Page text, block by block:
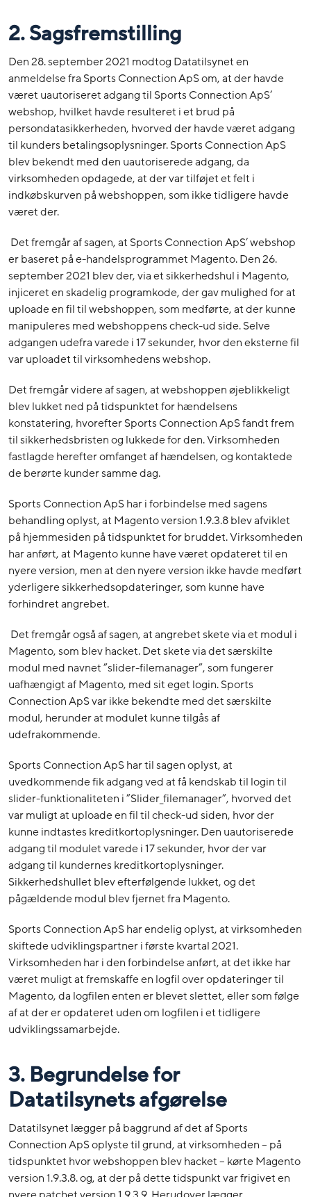
2. Sagsfremstilling
Den 28. september 2021 modtog Datatilsynet en
anmeldelse fra Sports Connection ApS om, at der havde
været uautoriseret adgang til Sports Connection ApS’
webshop, hvilket havde resulteret i et brud på
persondatasikkerheden, hvorved der havde været adgang
til kunders betalingsoplysninger. Sports Connection ApS
blev bekendt med den uautoriserede adgang, da
virksomheden opdagede, at der var tilføjet et felt i
indkøbskurven på webshoppen, som ikke tidligere havde
været der.
Det fremgår af sagen, at Sports Connection ApS’ webshop
er baseret på e-handelsprogrammet Magento. Den 26.
september 2021 blev der, via et sikkerhedshul i Magento,
injiceret en skadelig programkode, der gav mulighed for at
uploade en fil til webshoppen, som medførte, at der kunne
manipuleres med webshoppens check-ud side. Selve
adgangen udefra varede i 17 sekunder, hvor den eksterne fil
var uploadet til virksomhedens webshop.
Det fremgår videre af sagen, at webshoppen øjeblikkeligt
blev lukket ned på tidspunktet for hændelsens
konstatering, hvorefter Sports Connection ApS fandt frem
til sikkerhedsbristen og lukkede for den. Virksomheden
fastlagde herefter omfanget af hændelsen, og kontaktede
de berørte kunder samme dag.
Sports Connection ApS har i forbindelse med sagens
behandling oplyst, at Magento version 1.9.3.8 blev afviklet
på hjemmesiden på tidspunktet for bruddet. Virksomheden
har anført, at Magento kunne have været opdateret til en
nyere version, men at den nyere version ikke havde medført
yderligere sikkerhedsopdateringer, som kunne have
forhindret angrebet.
Det fremgår også af sagen, at angrebet skete via et modul i
Magento, som blev hacket. Det skete via det særskilte
modul med navnet ”slider-filemanager”, som fungerer
uafhængigt af Magento, med sit eget login. Sports
Connection ApS var ikke bekendte med det særskilte
modul, herunder at modulet kunne tilgås af
udefrakommende.
Sports Connection ApS har til sagen oplyst, at
uvedkommende fik adgang ved at få kendskab til login til
slider-funktionaliteten i ”Slider_filemanager”, hvorved det
var muligt at uploade en fil til check-ud siden, hvor der
kunne indtastes kreditkortoplysninger. Den uautoriserede
adgang til modulet varede i 17 sekunder, hvor der var
adgang til kundernes kreditkortoplysninger.
Sikkerhedshullet blev efterfølgende lukket, og det
pågældende modul blev fjernet fra Magento.
Sports Connection ApS har endelig oplyst, at virksomheden
skiftede udviklingspartner i første kvartal 2021.
Virksomheden har i den forbindelse anført, at det ikke har
været muligt at fremskaffe en logfil over opdateringer til
Magento, da logfilen enten er blevet slettet, eller som følge
af at der er opdateret uden om logfilen i et tidligere
udviklingssamarbejde.
3. Begrundelse for
Datatilsynets afgørelse
Datatilsynet lægger på baggrund af det af Sports
Connection ApS oplyste til grund, at virksomheden – på
tidspunktet hvor webshoppen blev hacket – kørte Magento
version 1.9.3.8. og, at der på dette tidspunkt var frigivet en